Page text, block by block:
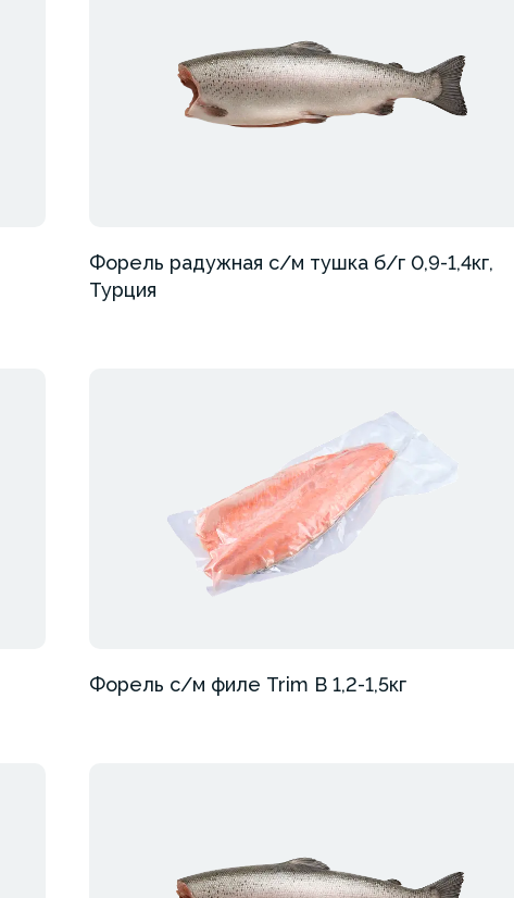
Форель радужная с/м тушка б/г 0,9-1,4кг,
Турция
Форель с/м филе Trim B 1,2-1,5кг